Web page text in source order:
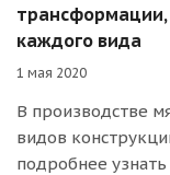
каждого вида
1 мая 2020
В производстве
видов
подробнее